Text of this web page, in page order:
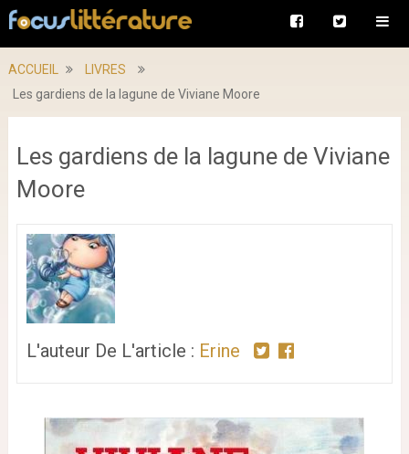
ACCUEIL
LIVRES
Les gardiens de la lagune de Viviane Moore
Les gardiens de la lagune de Viviane
Moore
L'auteur De L'article : Erine